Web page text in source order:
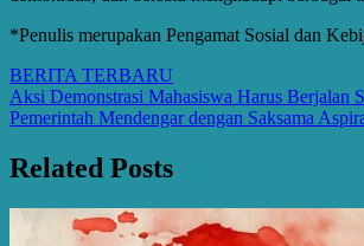
*Penulis merupakan Pengamat Sosial dan
BERITA TERBARU
Post
navigation
Aksi Demonstrasi Mahasiswa Harus Berjalan
Pemerintah Mendengar dengan Saksama
Related Posts